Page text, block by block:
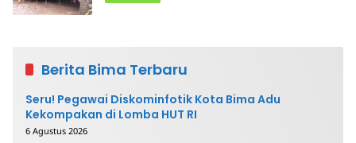
Berita Bima Terbaru
Seru! Pegawai Diskominfotik Kota Bima Adu
Kekompakan di Lomba HUT RI
6 Agustus 2026